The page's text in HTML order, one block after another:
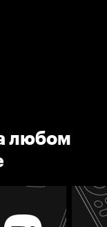
любом